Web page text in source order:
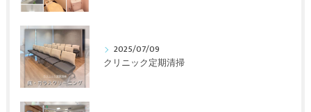
2025/07/09
クリニック定期清掃